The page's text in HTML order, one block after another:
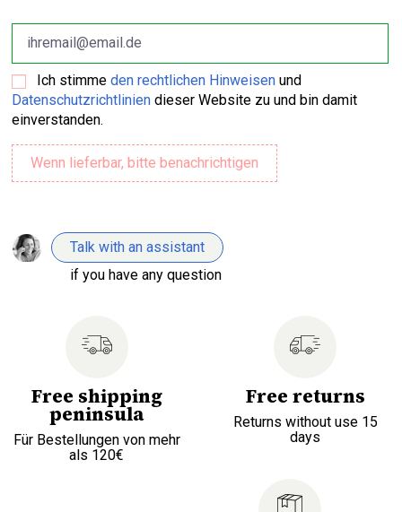
Ich stimmeden rechtlichen Hinweisen und
Datenschutzrichtlinien dieser Website zu und bin damit
einverstanden.
Talk with an assistant
if you have any question
Free shipping
peninsula
Für Bestellungen von mehr
als 120€
Free returns
Returns without use 15
days